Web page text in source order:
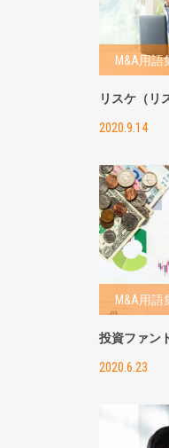
M&A用語
リスケ（リ
2020.9.14
M&A用語
投資ファン
2020.6.23